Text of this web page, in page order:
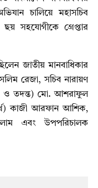
চালিয়ে মহাসচিব
সহযোগীকে গ্রেপ্তার
জাতীয় মানবাধিকার
রেজা, সচিব নারায়ণ
ও তদন্ত) মো. আশরাফুল
কাজী আরফান আশিক,
এবং উপপরিচালক